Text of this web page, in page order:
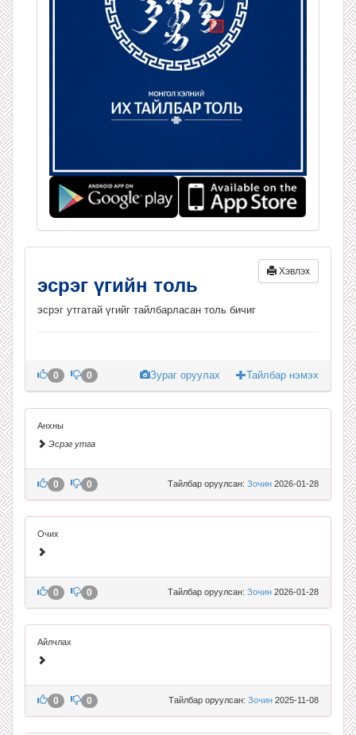
Хэвлэх
эсрэг үгийн толь
эсрэг утгатай үгийг тайлбарласан толь бичиг
Зураг оруулах Тайлбар нэмэх
0 0
Анхны
Эсрэг утга
Тайлбар оруулсан: Зочин 2026-01-28
0 0
Очих
Тайлбар оруулсан: Зочин 2026-01-28
0 0
Айлчлах
Тайлбар оруулсан: Зочин 2025-11-08
0 0